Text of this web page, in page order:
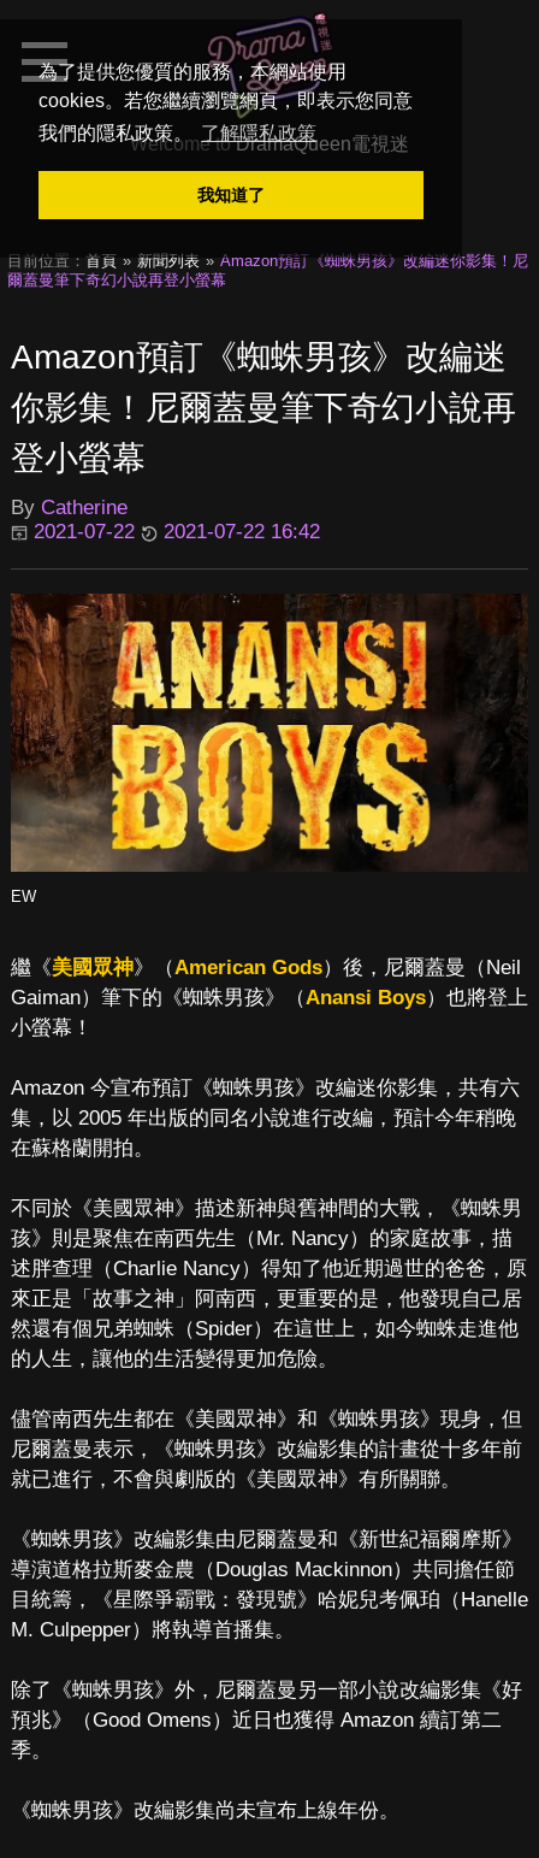
為了提供您優質的服務，本網站使用
cookies。若您繼續瀏覽網頁，即表示您同意
我們的隱私政策。
了解隱私政策
我知道了
Welcome toDramaQueen電視迷
目前位置： 首頁 新聞列表
Amazon預訂《蜘蛛男孩》改編迷你影集！尼
爾蓋曼筆下奇幻小說再登小螢幕
Amazon預訂《蜘蛛男孩》改編迷
你影集！尼爾蓋曼筆下奇幻小說再
登小螢幕
By Catherine
2021-07-22
2021-07-22 16:42
EW
繼《美國眾神》（American Gods）後，尼爾蓋曼（Neil
Gaiman）筆下的《蜘蛛男孩》（Anansi Boys）也將登上
小螢幕！
Amazon 今宣布預訂《蜘蛛男孩》改編迷你影集，共有六
集，以 2005 年出版的同名小說進行改編，預計今年稍晚
在蘇格蘭開拍。
不同於《美國眾神》描述新神與舊神間的大戰，《蜘蛛男
孩》則是聚焦在南西先生（Mr. Nancy）的家庭故事，描
述胖查理（Charlie Nancy）得知了他近期過世的爸爸，原
來正是「故事之神」阿南西，更重要的是，他發現自己居
然還有個兄弟蜘蛛（Spider）在這世上，如今蜘蛛走進他
的人生，讓他的生活變得更加危險。
儘管南西先生都在《美國眾神》和《蜘蛛男孩》現身，但
尼爾蓋曼表示，《蜘蛛男孩》改編影集的計畫從十多年前
就已進行，不會與劇版的《美國眾神》有所關聯。
《蜘蛛男孩》改編影集由尼爾蓋曼和《新世紀福爾摩斯》
導演道格拉斯麥金農（Douglas Mackinnon）共同擔任節
目統籌，《星際爭霸戰：發現號》哈妮兒考佩珀（Hanelle
M. Culpepper）將執導首播集。
除了《蜘蛛男孩》外，尼爾蓋曼另一部小說改編影集《好
預兆》（Good Omens）近日也獲得 Amazon 續訂第二
季。
《蜘蛛男孩》改編影集尚未宣布上線年份。